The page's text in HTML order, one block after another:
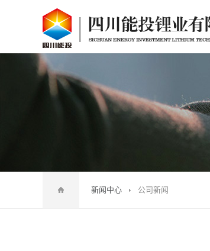
新闻中心 公司新闻